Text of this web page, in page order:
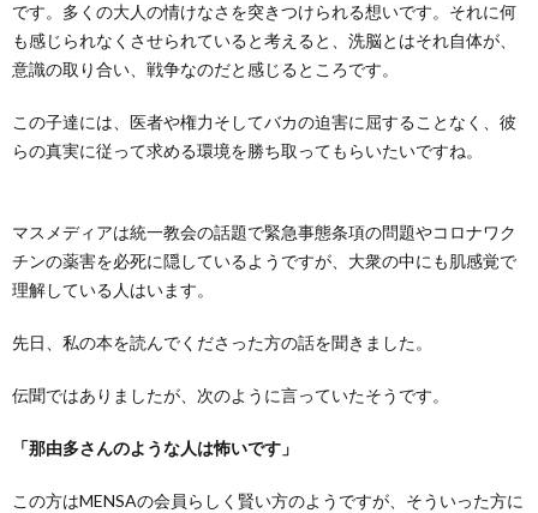
です。多くの大人の情けなさを突きつけられる想いです。それに何
も感じられなくさせられていると考えると、洗脳とはそれ自体が、
意識の取り合い、戦争なのだと感じるところです。
この子達には、医者や権力そしてバカの迫害に屈することなく、彼
らの真実に従って求める環境を勝ち取ってもらいたいですね。
マスメディアは統一教会の話題で緊急事態条項の問題やコロナワク
チンの薬害を必死に隠しているようですが、大衆の中にも肌感覚で
理解している人はいます。
先日、私の本を読んでくださった方の話を聞きました。
伝聞ではありましたが、次のように言っていたそうです。
「那由多さんのような人は怖いです」
この方はMENSAの会員らしく賢い方のようですが、そういった方に